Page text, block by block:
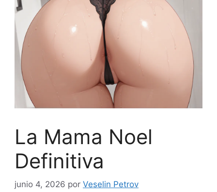
La Mama Noel
Definitiva
junio 4, 2026 por Veselin Petrov